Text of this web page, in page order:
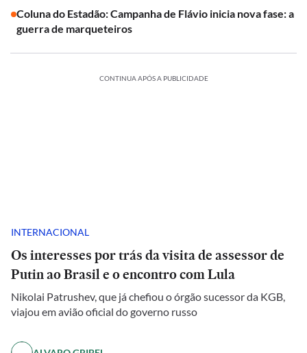
Coluna do Estadão: Campanha de Flávio inicia nova fase: a
guerra de marqueteiros
CONTINUA APÓS A PUBLICIDADE
INTERNACIONAL
Os interesses por trás da visita de assessor de
Putin ao Brasil e o encontro com Lula
Nikolai Patrushev, que já chefiou o órgão sucessor da KGB,
viajou em avião oficial do governo russo